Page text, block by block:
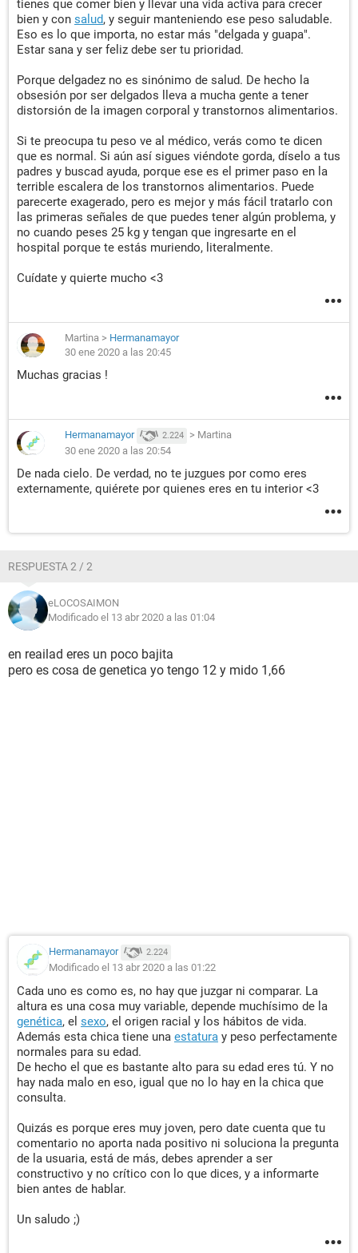
tienes que comer bien y llevar una vida activa para crecer
bien y con salud, y seguir manteniendo ese peso saludable.
Eso es lo que importa, no estar más "delgada y guapa".
Estar sana y ser feliz debe ser tu prioridad.
Porque delgadez no es sinónimo de salud. De hecho la
obsesión por ser delgados lleva a mucha gente a tener
distorsión de la imagen corporal y transtornos alimentarios.
Si te preocupa tu peso ve al médico, verás como te dicen
que es normal. Si aún así sigues viéndote gorda, díselo a tus
padres y buscad ayuda, porque ese es el primer paso en la
terrible escalera de los transtornos alimentarios. Puede
parecerte exagerado, pero es mejor y más fácil tratarlo con
las primeras señales de que puedes tener algún problema, y
no cuando peses 25 kg y tengan que ingresarte en el
hospital porque te estás muriendo, literalmente.
Cuídate y quierte mucho <3
Martina > Hermanamayor
30 ene 2020 a las 20:45
Muchas gracias !
Hermanamayor 2.224 > Martina
30 ene 2020 a las 20:54
De nada cielo. De verdad, no te juzgues por como eres
externamente, quiérete por quienes eres en tu interior <3
RESPUESTA 2 / 2
eLOCOSAIMON
Modificado el 13 abr 2020 a las 01:04
en reailad eres un poco bajita
pero es cosa de genetica yo tengo 12 y mido 1,66
Hermanamayor 2.224
Modificado el 13 abr 2020 a las 01:22
Cada uno es como es, no hay que juzgar ni comparar. La
altura es una cosa muy variable, depende muchísimo de la
genética, el sexo, el origen racial y los hábitos de vida.
Además esta chica tiene una estatura y peso perfectamente
normales para su edad.
De hecho el que es bastante alto para su edad eres tú. Y no
hay nada malo en eso, igual que no lo hay en la chica que
consulta.
Quizás es porque eres muy joven, pero date cuenta que tu
comentario no aporta nada positivo ni soluciona la pregunta
de la usuaria, está de más, debes aprender a ser
constructivo y no crítico con lo que dices, y a informarte
bien antes de hablar.
Un saludo ;)